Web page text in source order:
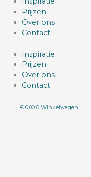
Prijzen
Over ons
Contact
Inspiratie
Prijzen
Over ons
Contact
€ 0,00 0 Winkelwagen